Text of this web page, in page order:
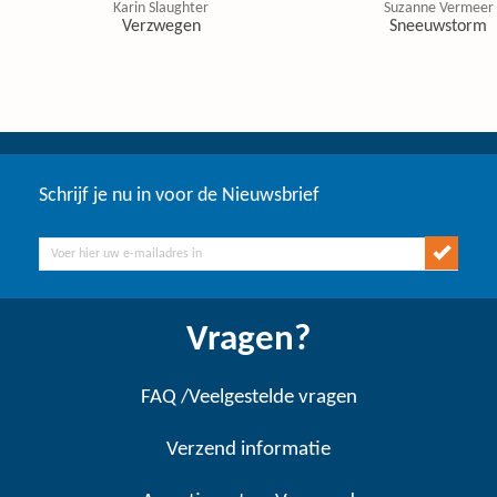
Karin Slaughter
Verzwegen
Suzanne Vermeer
Sneeuwstorm
Schrijf je nu in voor de Nieuwsbrief
Vragen?
FAQ /Veelgestelde vragen
Verzend informatie